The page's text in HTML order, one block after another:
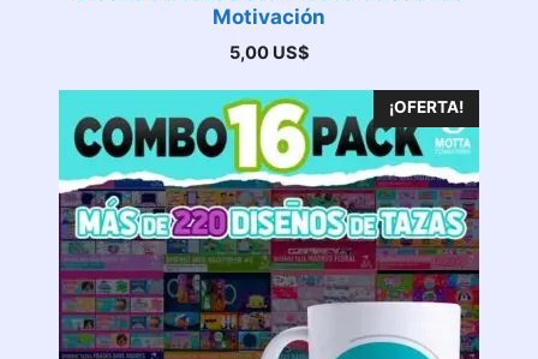
Motivación
5,00 US$
¡OFERTA!